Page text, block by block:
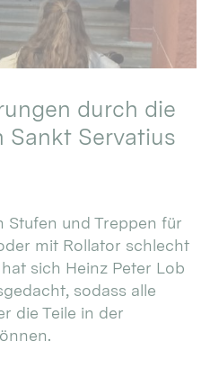
durch die
Sankt Servatius
Stufen und Treppen für
mit Rollator schlecht
sich Heinz Peter Lob
sodass alle
die Teile in der